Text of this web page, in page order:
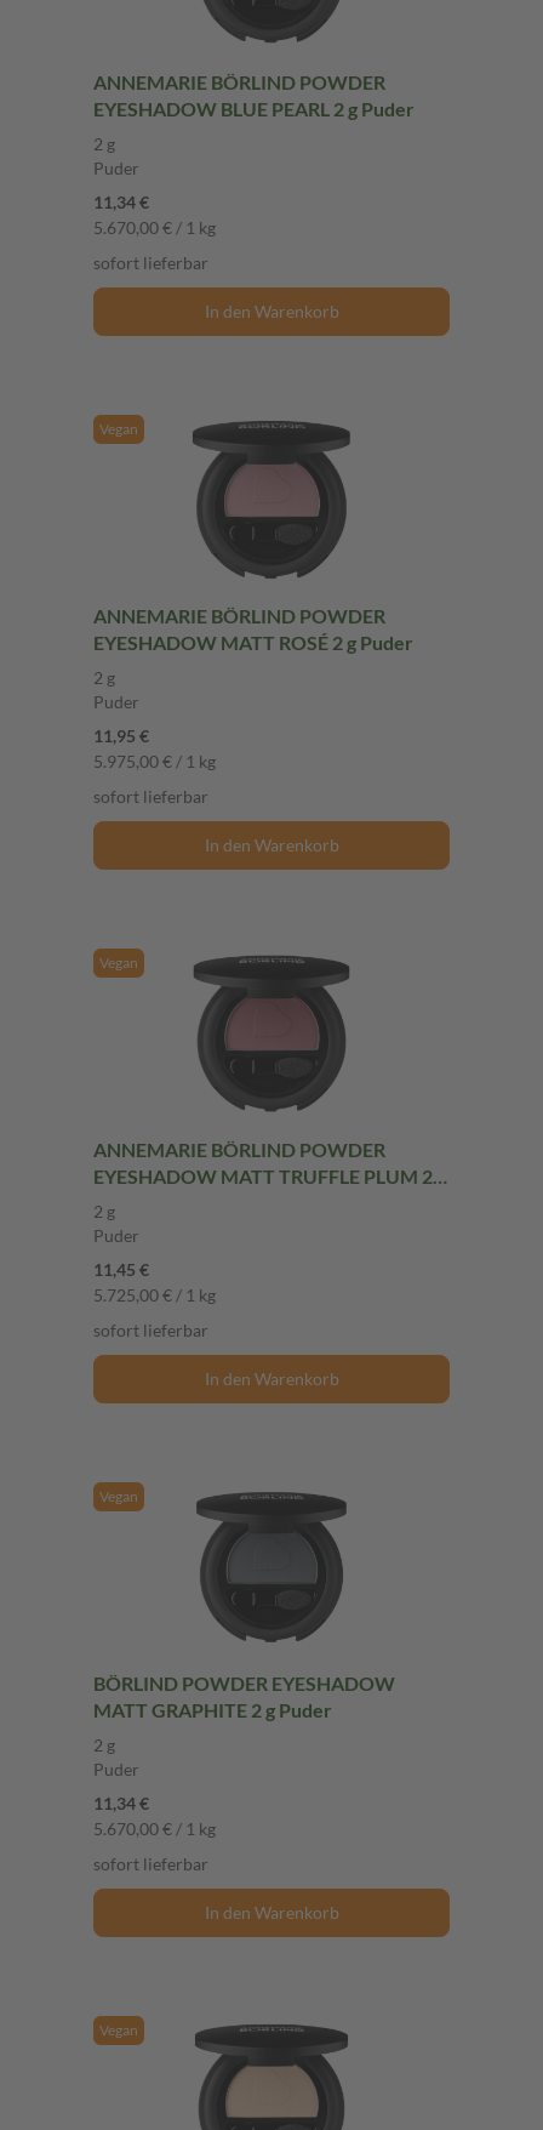
ANNEMARIE BÖRLIND POWDER
EYESHADOW BLUE PEARL 2 g Puder
2 g
Puder
11,34 €
5.670,00 € / 1 kg
sofort lieferbar
In den Warenkorb
Vegan
ANNEMARIE BÖRLIND POWDER
EYESHADOW MATT ROSÉ 2 g Puder
2 g
Puder
11,95 €
5.975,00 € / 1 kg
sofort lieferbar
In den Warenkorb
Vegan
ANNEMARIE BÖRLIND POWDER
EYESHADOW MATT TRUFFLE PLUM 2 g
Puder
2 g
Puder
11,45 €
5.725,00 € / 1 kg
sofort lieferbar
In den Warenkorb
Vegan
BÖRLIND POWDER EYESHADOW
MATT GRAPHITE 2 g Puder
2 g
Puder
11,34 €
5.670,00 € / 1 kg
sofort lieferbar
In den Warenkorb
Vegan